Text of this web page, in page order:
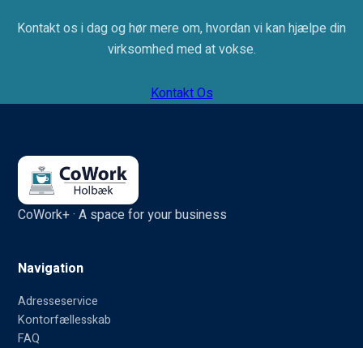
Kontakt os i dag og hør mere om, hvordan vi kan hjælpe din
virksomhed med at vokse.
Kontakt Os
CoWork+ · A space for your business
Navigation
Adresseservice
Kontorfællesskab
FAQ